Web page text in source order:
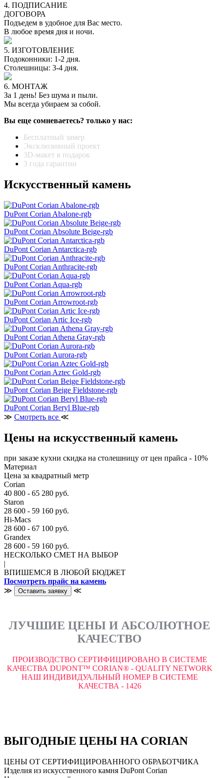
4. ПОДПИСАНИЕ
ДОГОВОРА
Подъедем в удобное для Вас место.
В любое время дня и ночи.
5. ИЗГОТОВЛЕНИЕ
Подоконники: 1-2 дня.
Столешницы: 3-4 дня.
6. МОНТАЖ
За 1 день! Без шума и пыли.
Мы всегда убираем за собой.
Вы еще сомневаетесь? только у нас:
Бесплатный замер
Эксклюзивный проект
3D-макет в подарок
3 года гарантии
Искусственный камень
DuPont Corian Abalone-rgb
DuPont Corian Absolute Beige-rgb
DuPont Corian Antarctica-rgb
DuPont Corian Anthracite-rgb
DuPont Corian Aqua-rgb
DuPont Corian Arrowroot-rgb
DuPont Corian Artic Ice-rgb
DuPont Corian Athena Gray-rgb
DuPont Corian Aurora-rgb
DuPont Corian Aztec Gold-rgb
DuPont Corian Beige Fieldstone-rgb
DuPont Corian Beryl Blue-rgb
≫ Смотреть все ≪
Цены на искусственный камень
при заказе кухни скидка на столешницу от цен прайса - 10%
Материал
Цена за квадратный метр
Corian
40 800 - 65 280 руб.
Staron
28 600 - 59 160 руб.
Hi-Macs
28 600 - 67 100 руб.
Grandex
28 600 - 59 160 руб.
НЕСКОЛЬКО СМЕТ НА ВЫБОР
|
ВПИШЕМСЯ В ЛЮБОЙ БЮДЖЕТ
Посмотреть прайс на камень
≫
Оставить заявку ≪
ЛУЧШИЕ ЦЕНЫ И АБСОЛЮТНОЕ
КАЧЕСТВО
ПРОИЗВОДСТВО СЕРТИФИЦИРОВАНО В СИСТЕМЕ
КАЧЕСТВА DUPONT™ CORIAN® - QUALITY NETWORK
НАШ ИНДИВИДУАЛЬНЫЙ НОМЕР В СИСТЕМЕ
КАЧЕСТВА - 1426
ВЫГОДНЫЕ ЦЕНЫ НА CORIAN
ЦЕНЫ ОТ СЕРТИФИЦИРОВАННОГО ОБРАБОТЧИКА
Изделия из искусственного камня DuPont Corian